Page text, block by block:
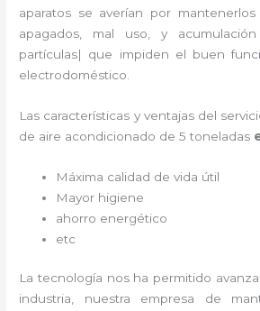
aparatos se averían por
apagados, mal uso, y
partículas| que impiden el buen
electrodoméstico.
Las características y ventajas del
de aire acondicionado de 5 toneladas
Máxima calidad de vida útil
Mayor higiene
ahorro energético
etc
La tecnología nos ha permitido
industria, nuestra empresa de